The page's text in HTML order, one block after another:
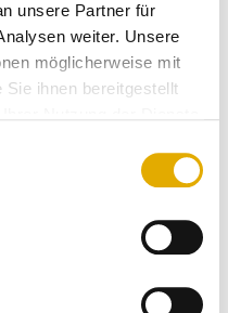
unsere Partner für
weiter. Unsere
möglicherweise mit
ihnen bereitgestellt
Funktionen und
umfasst
Sofas über
Anspruch, Möbel zu